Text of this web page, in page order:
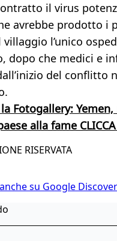
il virus
avrebbe prodotto i
villaggio l’unico
dopo che medici e
del conflitto
la Fotogallery:
alla fame
RISERVATA
su Google